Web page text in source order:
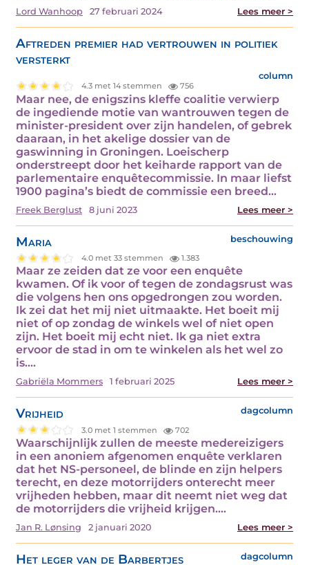
Lord Wanhoop 27 februari 2024 Lees meer >
Aftreden premier had vertrouwen in politiek
versterkt
column
4.3 met 14 stemmen 756
Maar nee, de enigszins kleffe coalitie verwierp
de ingediende motie van wantrouwen tegen de
minister-president over zijn handelen, of gebrek
daaraan, in het akelige dossier van de
gaswinning in Groningen. Loeischerp
onderstreept door het keiharde rapport van de
parlementaire enquêtecommissie. In maar liefst
1900 pagina’s biedt de commissie een breed…
Freek Berglust 8 juni 2023 Lees meer >
Maria beschouwing
4.0 met 33 stemmen 1.383
Maar ze zeiden dat ze voor een enquête
kwamen. Of ik voor of tegen de zondagsrust was
die volgens hen ons opgedrongen zou worden.
Ik zei dat het mij niet uitmaakte. Het boeit mij
niet of op zondag de winkels wel of niet open
zijn. Het boeit mij echt niet. Ik ga niet extra
ervoor de stad in om te winkelen als het wel zo
is.…
Gabriëla Mommers 1 februari 2025 Lees meer >
Vrijheid dagcolumn
3.0 met 1 stemmen 702
Waarschijnlijk zullen de meeste medereizigers
in een anoniem afgenomen enquête verklaren
dat het NS-personeel, de blinde en zijn helpers
terecht, en deze motorrijders onterecht meer
vrijheden hebben, maar dit neemt niet weg dat
de motorrijders die vrijheid krijgen.…
Jan R. Lønsing 2 januari 2020 Lees meer >
Het leger van de Barbertjes dagcolumn